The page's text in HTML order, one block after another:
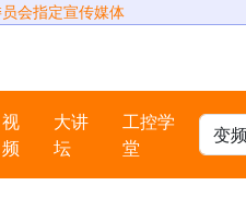
会指定宣传媒体
视
频
大讲
坛
工控学
堂